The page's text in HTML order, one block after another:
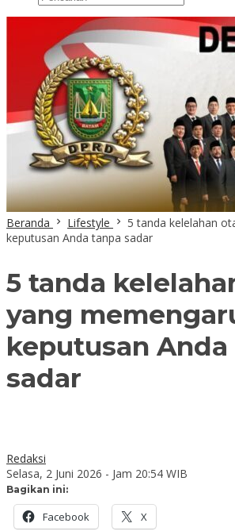
Beranda Lifestyle
5 tanda kelelahan
keputusan Anda tanpa sadar
5 tanda
yang
keputusan Anda
sadar
Redaksi
Selasa, 2 Juni 2026 - Jam 20:54 WIB
Bagikan ini:
Facebook X